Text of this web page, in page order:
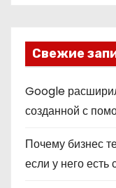
Свежие
Google
созданной с
Почему бизнес
если у него есть